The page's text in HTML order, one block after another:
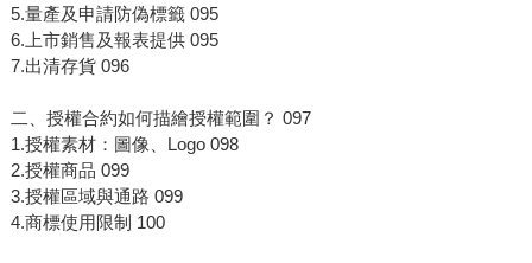
5.量產及申請防偽標籤 095
6.上市銷售及報表提供 095
7.出清存貨 096
二、授權合約如何描繪授權範圍？ 097
1.授權素材：圖像、Logo 098
2.授權商品 099
3.授權區域與通路 099
4.商標使用限制 100